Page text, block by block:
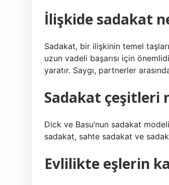
İlişkide sadakat
Sadakat, bir ilişkinin temel
uzun vadeli başarısı için
yaratır. Saygı, partnerler
Sadakat çeşitleri
Dick ve Basu’nun sadakat
sadakat, sahte sadakat ve
Evlilikte eşlerin